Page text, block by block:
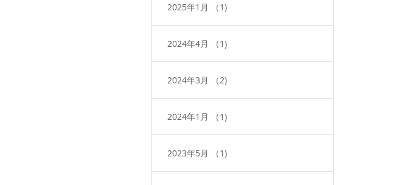
2025年1月 （1)
2024年4月 （1)
2024年3月 （2)
2024年1月 （1)
2023年5月 （1)